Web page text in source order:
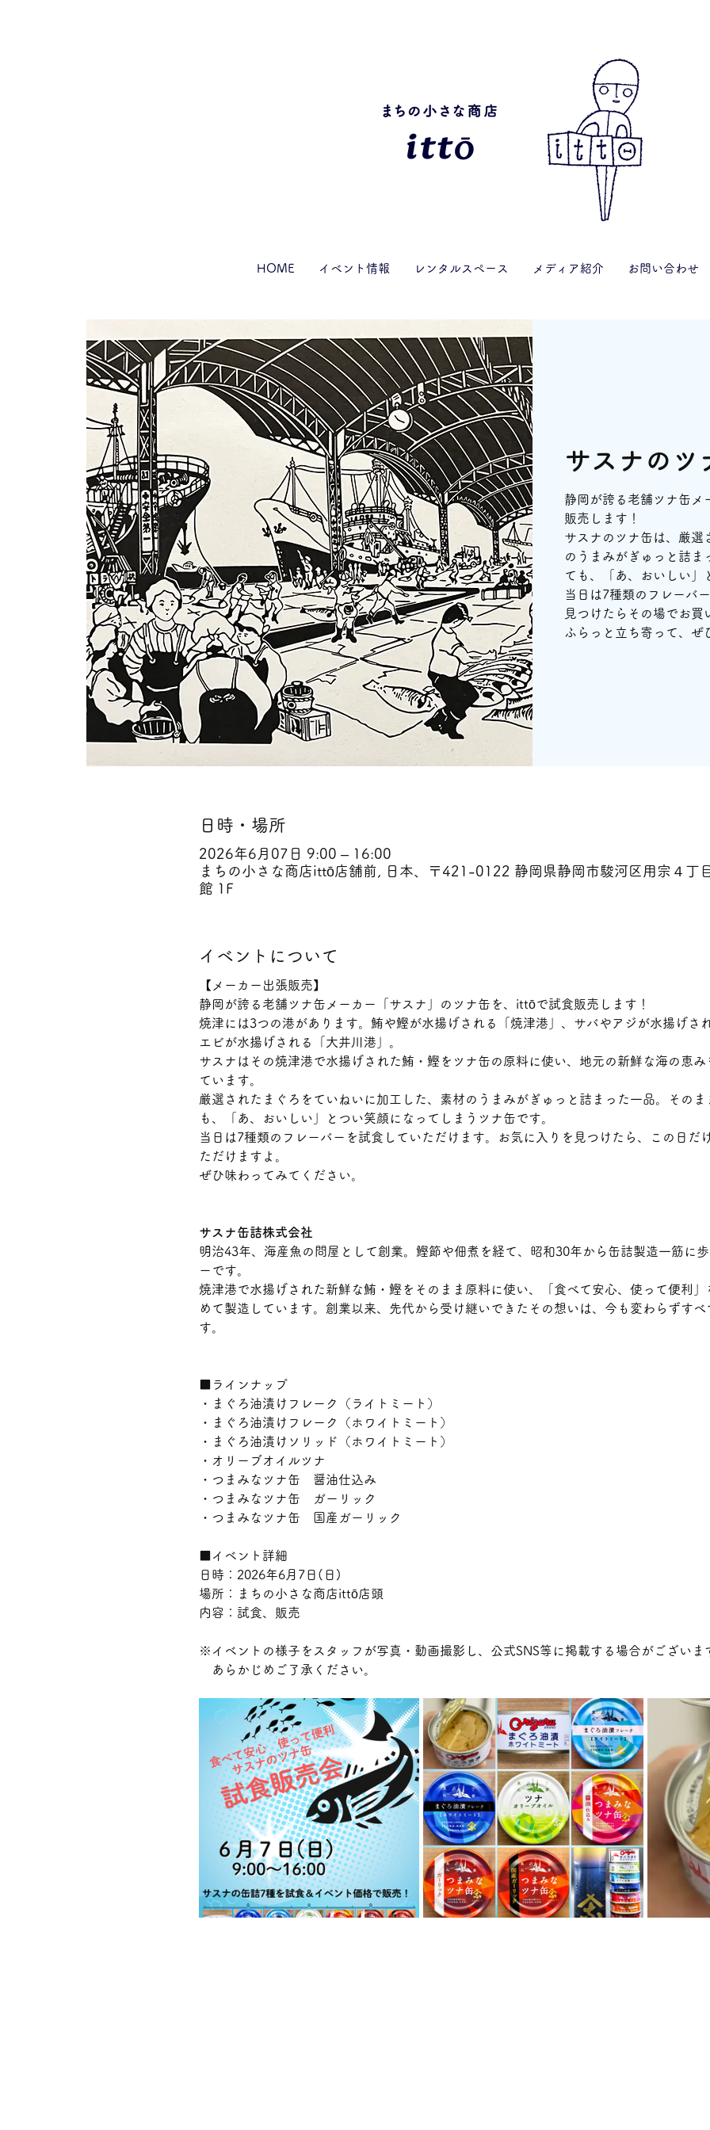
HOME イベント情報 レンタルスペース メディア紹介 お問い合わせ
サスナの
静岡が誇る老舗ツナ缶
販売します！
サスナのツナ缶は、厳選
のうまみがぎゅっと詰ま
ても、「あ、おいしい」
当日は7種類のフレーバ
見つけたらその場でお
ふらっと立ち寄って、ぜ
日時・場所
2026年6月07日 9:00 – 16:00
まちの小さな商店ittō店舗前, 日本、〒421-0122 静岡県静岡市駿河区用宗４丁
館 1F
イベントについて
【メーカー出張販売】
静岡が誇る老舗ツナ缶メーカー「サスナ」のツナ缶を、ittōで試食販売します！
焼津には3つの港があります。鮪や鰹が水揚げされる「焼津港」、サバやアジが水揚げさ
エビが水揚げされる「大井川港」。
サスナはその焼津港で水揚げされた鮪・鰹をツナ缶の原料に使い、地元の新鮮な海の恵
ています。
厳選されたまぐろをていねいに加工した、素材のうまみがぎゅっと詰まった一品。その
も、「あ、おいしい」とつい笑顔になってしまうツナ缶です。
当日は7種類のフレーバーを試食していただけます。お気に入りを見つけたら、この日だ
ただけますよ。
ぜひ味わってみてください。
サスナ缶詰株式会社
明治43年、海産魚の問屋として創業。鰹節や佃煮を経て、昭和30年から缶詰製造一筋に
ーです。
焼津港で水揚げされた新鮮な鮪・鰹をそのまま原料に使い、「食べて安心、使って便利
めて製造しています。創業以来、先代から受け継いできたその想いは、今も変わらずす
す。
■ラインナップ
・まぐろ油漬けフレーク（ライトミート）
・まぐろ油漬けフレーク（ホワイトミート）
・まぐろ油漬けソリッド（ホワイトミート）
・オリーブオイルツナ
・つまみなツナ缶　醤油仕込み
・つまみなツナ缶　ガーリック
・つまみなツナ缶　国産ガーリック
■イベント詳細
日時：2026年6月7日(日)
場所：まちの小さな商店ittō店頭
内容：試食、販売
※イベントの様子をスタッフが写真・動画撮影し、公式SNS等に掲載する場合がございま
あらかじめご了承ください。